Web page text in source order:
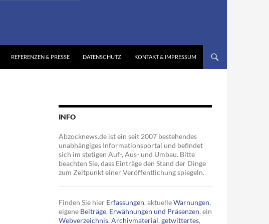
REFERENZEN & PRESSE DATENSCHUTZ KONTAKT & IMPRESSUM
INFO
Abzocknews.de ist ein seit 2007 bestehendes
unabhängiges Informationsportal und befindet
sich im stetigen Auf-, Aus- und Umbau. Bitte
beachten Sie, dass Einträge den Stand der Dinge
zum Zeitpunkt einer Veröffentlichung spiegeln.
Finden Sie hier Erfassungen, aktuelleWarnungen,
eigene Beiträge, Erwähnungen und Präsenzen, ein
Webverzeichnis, Archivmaterial, getwittertes,